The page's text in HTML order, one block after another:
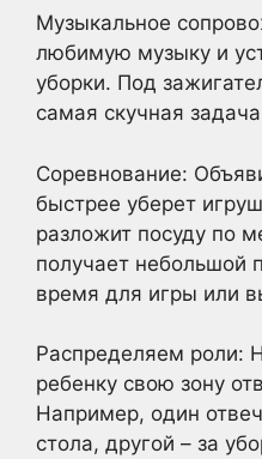
Музыкальное
любимую музыку и
уборки. Под
самая скучная
Соревнование:
быстрее уберет
разложит посуду по
получает небольшой
время для игры или
Распределяем роли:
ребенку свою зону
Например, один
стола, другой – за